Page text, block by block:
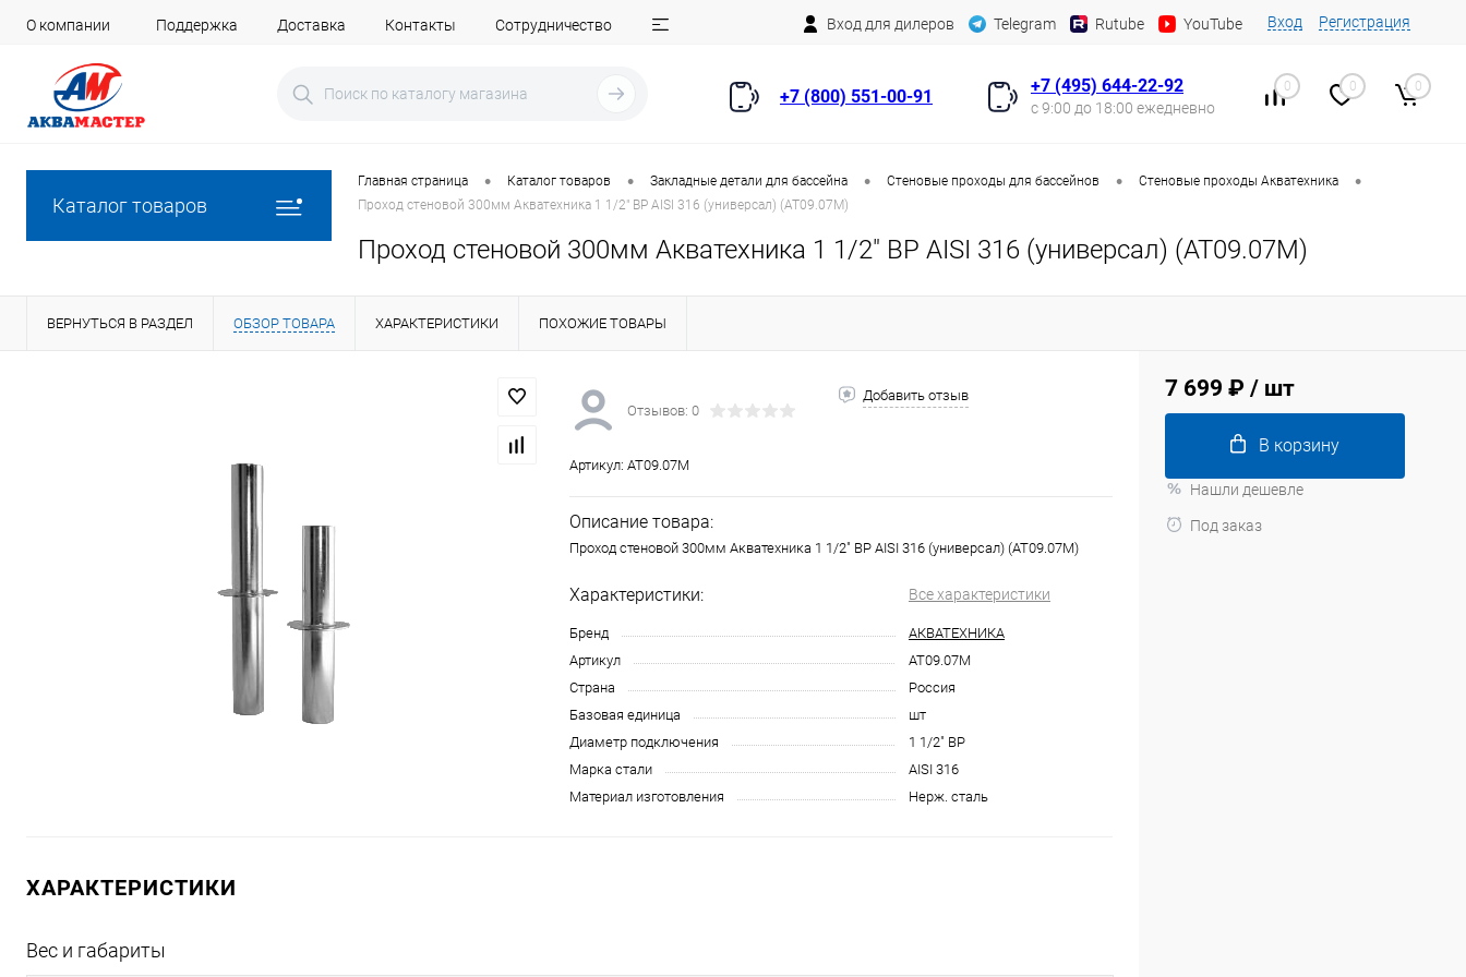
О компании Поддержка Доставка Контакты Сотрудничество Вход для дилеров Telegram Rutube YouTube Вход Регистрация
+7 (800) 551-00-91
+7 (495) 644-22-92
с 9:00 до 18:00 ежедневно
0 0 0
Каталог товаров
Главная страница • Каталог товаров • Закладные детали для бассейна • Стеновые проходы для бассейнов • Стеновые проходы Акватехника •
Проход стеновой 300мм Акватехника 1 1/2" ВР AISI 316 (универсал) (AT09.07M)
Проход стеновой 300мм Акватехника 1 1/2" ВР AISI 316 (универсал) (AT09.07M)
ВЕРНУТЬСЯ В РАЗДЕЛ ОБЗОР ТОВАРА ХАРАКТЕРИСТИКИ ПОХОЖИЕ ТОВАРЫ
Отзывов: 0
Добавить отзыв
Артикул: AT09.07M
Описание товара:
Проход стеновой 300мм Акватехника 1 1/2" ВР AISI 316 (универсал) (AT09.07M)
Характеристики: Все характеристики
Бренд
АКВАТЕХНИКА
Артикул
AT09.07M
Страна
Россия
Базовая единица
шт
Диаметр подключения
1 1/2" ВР
Марка стали
AISI 316
Материал изготовления
Нерж. сталь
ХАРАКТЕРИСТИКИ
Вес и габариты
7 699 ₽ / шт
В корзину
Нашли дешевле
Под заказ